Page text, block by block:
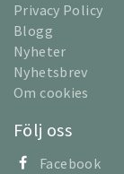
Privacy Policy
Blogg
Nyheter
Nyhetsbrev
Om cookies
Följ oss
Facebook